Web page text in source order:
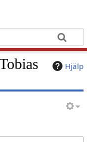
Hjälp